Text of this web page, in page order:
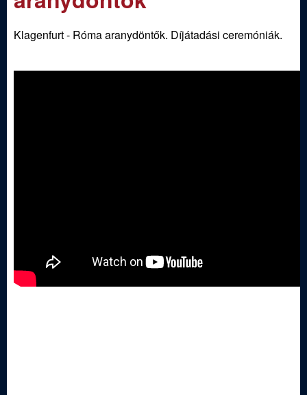
á
u
Klagenfurt - Róma aranydöntők. Díjátadási ceremóniák.